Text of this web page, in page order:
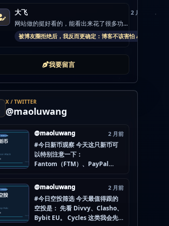
大飞 2 月前
网站做的挺好看的，能看出来花了很多功...
被博友圈拒绝后，我反而更确定：博客不该害怕 AI
我要留言
X / TWITTER
@maoluwang
@maoluwang 2 月前
#今日新币观察 今天这只新币可
以特别注意一下：
Fantom（FTM）、PayPal
Liberty Financial（WLFI）、
Internet Computer (IOU)
（ICP） 不是因为它们一定最
猛，而是更像“热度是不是在回流”
的样本。 这种时候最怕把...
@maoluwang 2 月前
#今日空投筛选 今天最值得跟的
空投是： 先看 Divvy、Clasho、
Bybit EU。 Cycles 这类我会先